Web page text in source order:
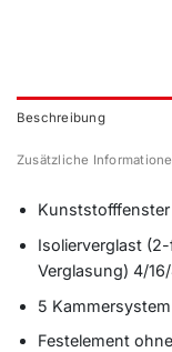
Beschreibung
Zusätzliche
Isolierverglast
Verglasung) 4/
5
Festelement